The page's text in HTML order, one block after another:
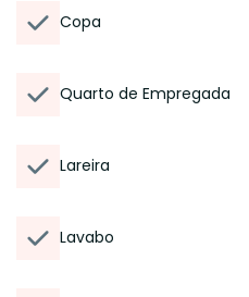
Copa
Quarto de Empregada
Lareira
Lavabo